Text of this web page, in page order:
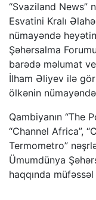
“Svaziland News”
Esvatini Kralı
nümayəndə
Şəhərsalma
barədə məlumat
İlham Əliyev ilə
ölkənin
Qambiyanın “The
“Channel Africa”,
Termometro”
Ümumdünya
haqqında